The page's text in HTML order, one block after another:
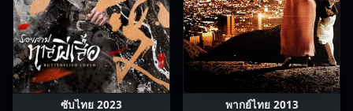
ซับไทย 2023 พากย์ไทย 2013